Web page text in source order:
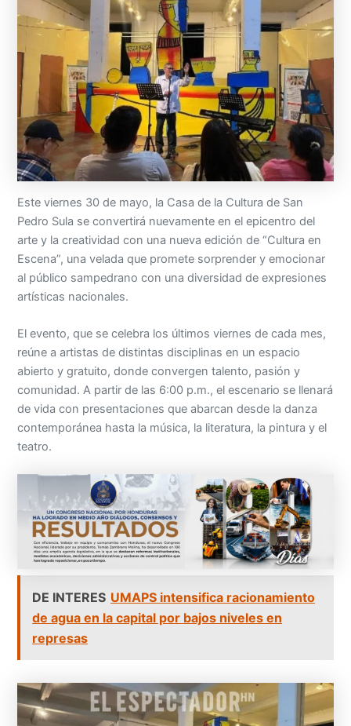
Este viernes 30 de mayo, la Casa de la Cultura de San
Pedro Sula se convertirá nuevamente en el epicentro del
arte y la creatividad con una nueva edición de “Cultura en
Escena”, una velada que promete sorprender y emocionar
al público sampedrano con una diversidad de expresiones
artísticas nacionales.
El evento, que se celebra los últimos viernes de cada mes,
reúne a artistas de distintas disciplinas en un espacio
abierto y gratuito, donde convergen talento, pasión y
comunidad. A partir de las 6:00 p.m., el escenario se llenará
de vida con presentaciones que abarcan desde la danza
contemporánea hasta la música, la literatura, la pintura y el
teatro.
DE INTERES UMAPS intensifica racionamiento
de agua en la capital por bajos niveles en
represas